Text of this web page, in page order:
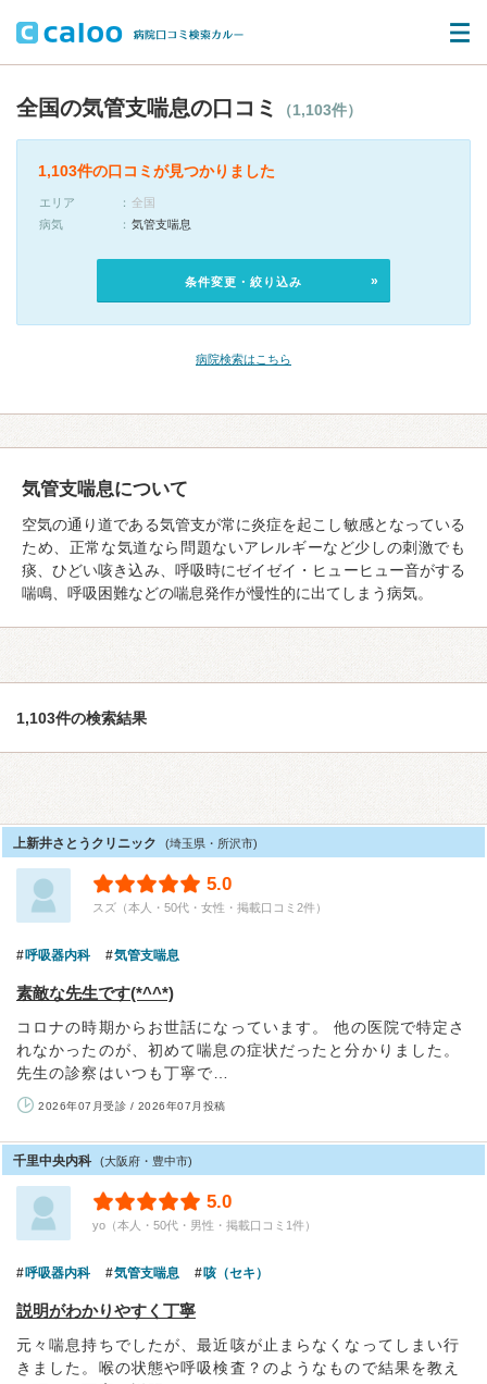
全国の気管支喘息の口コミ （1,103件）
1,103件の口コミが見つかりました
エリア
全国
病気
気管支喘息
条件変更・絞り込み
病院検索はこちら
気管支喘息について
空気の通り道である気管支が常に炎症を起こし敏感となっている
ため、正常な気道なら問題ないアレルギーなど少しの刺激でも
痰、ひどい咳き込み、呼吸時にゼイゼイ・ヒューヒュー音がする
喘鳴、呼吸困難などの喘息発作が慢性的に出てしまう病気。
1,103件の検索結果
上新井さとうクリニック (埼玉県・所沢市)
5.0
スズ（本人・50代・女性・掲載口コミ2件）
呼吸器内科 気管支喘息
素敵な先生です(*^^*)
コロナの時期からお世話になっています。 他の医院で特定さ
れなかったのが、初めて喘息の症状だったと分かりました。
先生の診察はいつも丁寧で…
2026年07月受診 / 2026年07月投稿
千里中央内科 (大阪府・豊中市)
5.0
yo（本人・50代・男性・掲載口コミ1件）
呼吸器内科 気管支喘息 咳（セキ）
説明がわかりやすく丁寧
元々喘息持ちでしたが、最近咳が止まらなくなってしまい行
きました。喉の状態や呼吸検査？のようなもので結果を教え